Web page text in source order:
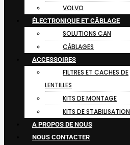
VOLVO
ÉLECTRONIQUE ET CÂBLAGE
SOLUTIONS CAN
CÂBLAGES
ACCESSOIRES
FILTRES ET CACHES DE
LENTILLES
KITS DE MONTAGE
KITS DE STABILISATION
A PROPOS DE NOUS
NOUS CONTACTER